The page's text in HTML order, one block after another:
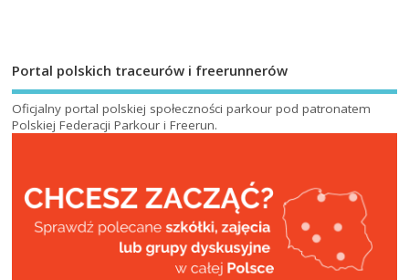
Portal polskich traceurów i freerunnerów
Oficjalny portal polskiej społeczności parkour pod patronatem
Polskiej Federacji Parkour i Freerun.